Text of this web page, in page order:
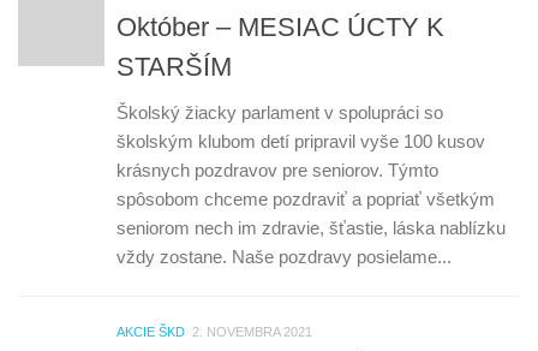
Október – MESIAC ÚCTY K
STARŠÍM
Školský žiacky parlament v spolupráci so
školským klubom detí pripravil vyše 100 kusov
krásnych pozdravov pre seniorov. Týmto
spôsobom chceme pozdraviť a popriať všetkým
seniorom nech im zdravie, šťastie, láska nablízku
vždy zostane. Naše pozdravy posielame...
AKCIE ŠKD 2. NOVEMBRA 2021